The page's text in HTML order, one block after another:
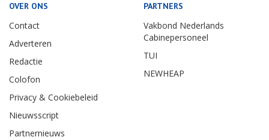
OVER ONS
Contact
Adverteren
Redactie
Colofon
Privacy & Cookiebeleid
Nieuwsscript
Partnernieuws
PARTNERS
Vakbond Nederlands
Cabinepersoneel
TUI
NEWHEAP